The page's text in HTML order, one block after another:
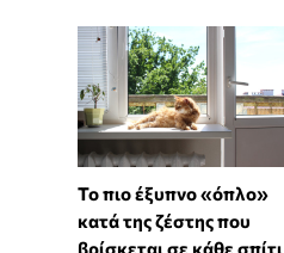
To πιο έξυπνο «όπλο»
κατά της ζέστης που
βρίσκεται σε κάθε σπίτι